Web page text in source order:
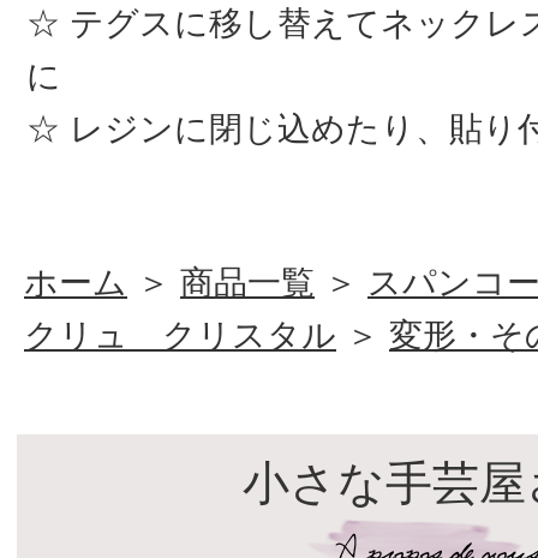
テグスに移し替えてネックレ
に
レジンに閉じ込めたり、貼り
ホーム ＞ 商品一覧 ＞ スパンコ
クリュ クリスタル ＞ 変形・そ
小さな手芸